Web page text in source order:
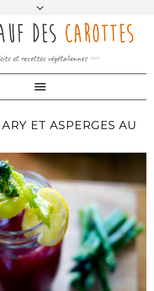
et recettes végétaliennes
Toggle Navigation
ET ASPERGES AU